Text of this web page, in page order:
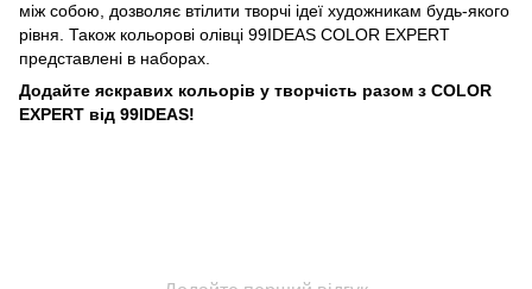
між собою, дозволяє втілити творчі ідеї художникам будь-якого
рівня. Також кольорові олівці 99IDEAS COLOR EXPERT
представлені в наборах.
Додайте яскравих кольорів у творчість разом з COLOR
EXPERT від 99IDEAS!